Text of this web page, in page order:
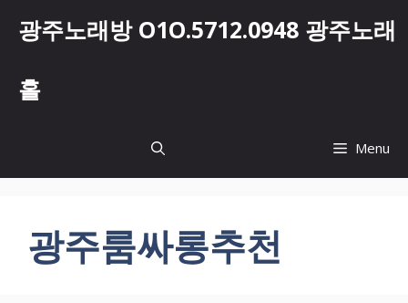
광주노래방 O1O.5712.0948 광주노래
홀
Menu
광주룸싸롱추천